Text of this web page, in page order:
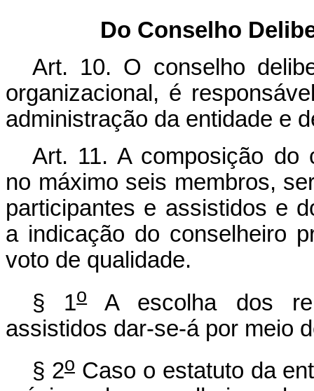
Do Conselho
Art. 10. O conselho
organizacional, é
administração da entidade e
Art. 11. A composição do
no máximo seis membros,
participantes e assistidos e
a indicação do conselheiro
voto de qualidade.
§ 1oA escolha dos
assistidos dar-se-á por meio
§ 2oCaso o estatuto da